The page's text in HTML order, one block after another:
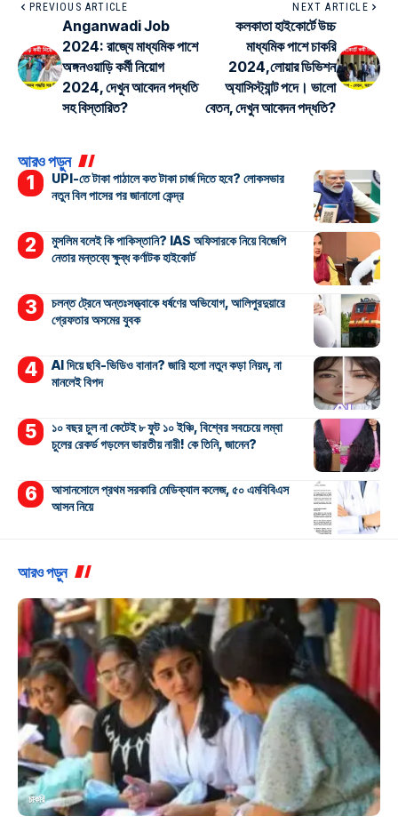
PREVIOUS ARTICLE
Anganwadi Job
2024: রাজ্যে মাধ্যমিক পাশে
অঙ্গনওয়াড়ি কর্মী নিয়োগ
2024, দেখুন আবেদন পদ্ধতি
সহ বিস্তারিত?
NEXT ARTICLE
কলকাতা হাইকোর্টে উচ্চ
মাধ্যমিক পাশে চাকরি
2024,লোয়ার ডিভিশন
অ্যাসিস্ট্যান্ট পদে। ভালো
বেতন, দেখুন আবেদন পদ্ধতি?
আরও পড়ুন
UPI-তে টাকা পাঠালে কত টাকা চার্জ দিতে হবে? লোকসভার
নতুন বিল পাসের পর জানালো কেন্দ্র
মুসলিম বলেই কি পাকিস্তানি? IAS অফিসারকে নিয়ে বিজেপি
নেতার মন্তব্যে ক্ষুব্ধ কর্ণাটক হাইকোর্ট
চলন্ত ট্রেনে অন্তঃসত্ত্বাকে ধর্ষণের অভিযোগ, আলিপুরদুয়ারে
গ্রেফতার অসমের যুবক
AI দিয়ে ছবি-ভিডিও বানান? জারি হলো নতুন কড়া নিয়ম, না
মানলেই বিপদ
১০ বছর চুল না কেটেই ৮ ফুট ১০ ইঞ্চি, বিশ্বের সবচেয়ে লম্বা
চুলের রেকর্ড গড়লেন ভারতীয় নারী! কে তিনি, জানেন?
আসানসোলে প্রথম সরকারি মেডিক্যাল কলেজ, ৫০ এমবিবিএস
আসন নিয়ে
আরও পড়ুন
চাকরি